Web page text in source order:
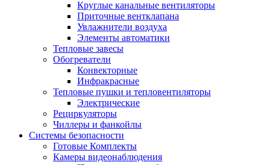
Круглые канальные вентиляторы
Приточные вентклапана
Увлажнители воздуха
Элементы автоматики
Тепловые завесы
Обогреватели
Конвекторные
Инфракрасные
Тепловые пушки и тепловентиляторы
Электрические
Рециркуляторы
Чиллеры и фанкойлы
Системы безопасности
Готовые Комплекты
Камеры видеонаблюдения